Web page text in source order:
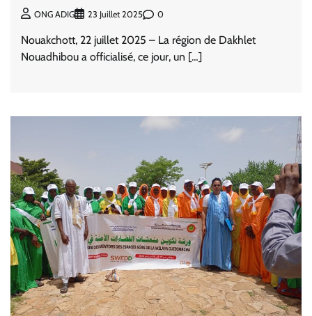
ONG ADIG 23 Juillet 2025 0
Nouakchott, 22 juillet 2025 – La région de Dakhlet
Nouadhibou a officialisé, ce jour, un […]